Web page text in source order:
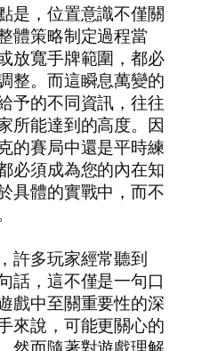
是，位置意識不僅關
體策略制定過程當
放寬手牌範圍，都必
整。而這瞬息萬變的
予的不同資訊，往往
所能達到的高度。因
的賽局中還是平時練
必須成為您的內在知
具體的實戰中，而不
許多玩家經常聽到
話，這不僅是一句口
戲中至關重要性的深
來說，可能更關心的